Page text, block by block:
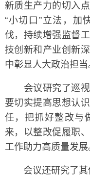
新质生产力的切入
“小切口”立法，加
伐，持续增强监督
技创新和产业创新
中彰显人大政治担当
会议研究了巡视
要切实提高思想认
任，把抓好整改与
来，以整改促履职
工作助力高质量发展
会议还研究了其